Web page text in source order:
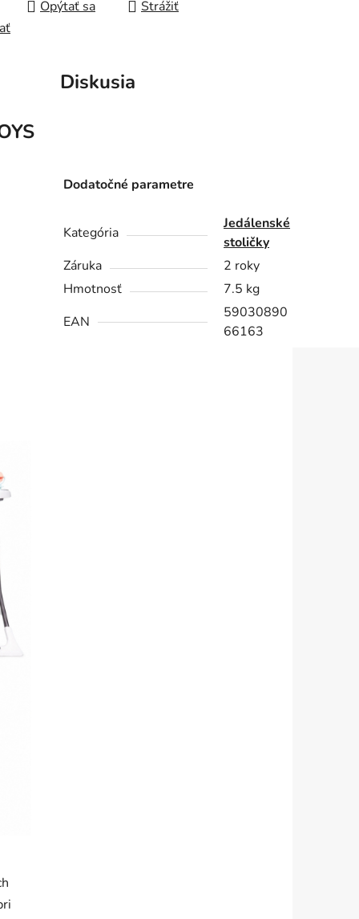
Opýtať sa
Strážiť
Diskusia
Dodatočné parametre
Kategória
Jedálenské
stoličky
Záruka
2 roky
Hmotnosť
7.5 kg
EAN
59030890
66163